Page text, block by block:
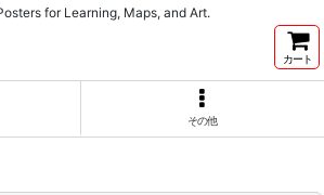
for Learning, Maps, and Art.
カート
その他